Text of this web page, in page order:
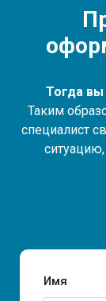
Тогда
Таким
специалист
Имя